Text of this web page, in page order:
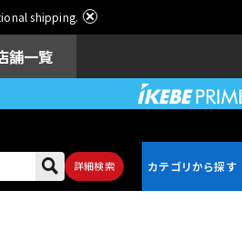
shipping.
舗一覧
詳細検索